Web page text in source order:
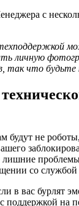
с
личную
так что будьте
будут не
лишние
со
в вас бурлят
поддержкой на